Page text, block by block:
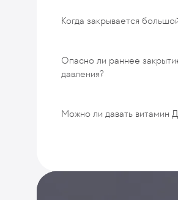
Когда закрывается
Опасно ли раннее
давления?
Можно ли давать витамин